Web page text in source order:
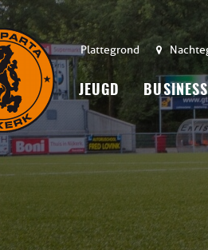
Plattegrond
JEUGD